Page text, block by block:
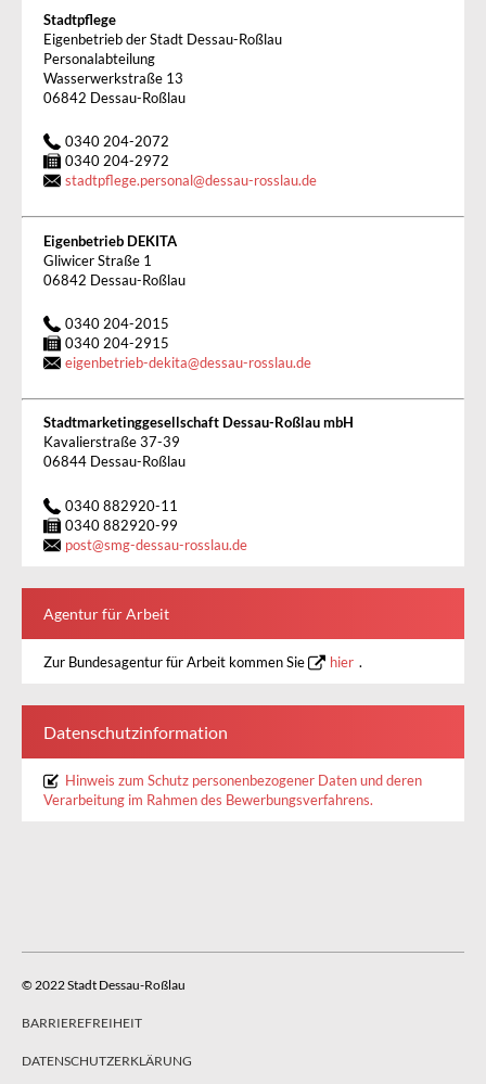
Stadtpflege
Eigenbetrieb der Stadt Dessau-Roßlau
Personalabteilung
Wasserwerkstraße 13
06842 Dessau-Roßlau
0340 204-2072
0340 204-2972
stadtpflege.personal @dessau-rosslau.de
Eigenbetrieb DEKITA
Gliwicer Straße 1
06842 Dessau-Roßlau
0340 204-2015
0340 204-2915
eigenbetrieb-dekita@dessau-rosslau.de
Stadtmarketinggesellschaft Dessau-Roßlau mbH
Kavalierstraße 37-39
06844 Dessau-Roßlau
0340 882920-11
0340 882920-99
post@smg-dessau-rosslau.de
Agentur für Arbeit
Zur Bundesagentur für Arbeit kommen Sie hier .
Datenschutzinformation
Hinweis zum Schutz personenbezogener Daten und deren
Verarbeitung im Rahmen des Bewerbungsverfahrens.
© 2022 Stadt Dessau-Roßlau
BARRIEREFREIHEIT
DATENSCHUTZERKLÄRUNG